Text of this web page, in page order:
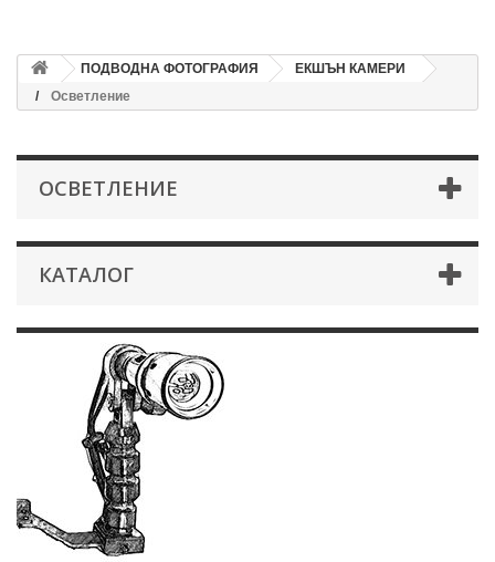
ПОДВОДНА ФОТОГРАФИЯ
ЕКШЪН КАМЕРИ
Осветление
ОСВЕТЛЕНИЕ
КАТАЛОГ